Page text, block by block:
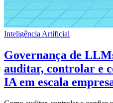
Inteligência Artificial
Governança de
auditar, controlar e
IA em escala